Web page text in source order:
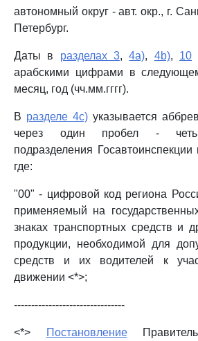
автономный округ - авт. окр., г.
Петербург.
Даты в разделах 3,4a), 4b), 10
арабскими цифрами в
месяц, год (чч.мм.гггг).
В разделе 4c) указывается
через один пробел -
подразделения
где:
"00" - цифровой код региона
применяемый на
знаках транспортных средств и
продукции, необходимой для
средств и их водителей к
движении <*>;
--------------------------------
<*> Постановление